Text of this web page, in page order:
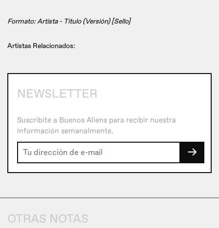
Formato: Artista - Titulo (Versión) [Sello]
Artistas Relacionados:
NEWSLETTER
Suscribite a Buenos Aliens para recibir nuestra
información semanalmente.
→
OTRAS NOTAS